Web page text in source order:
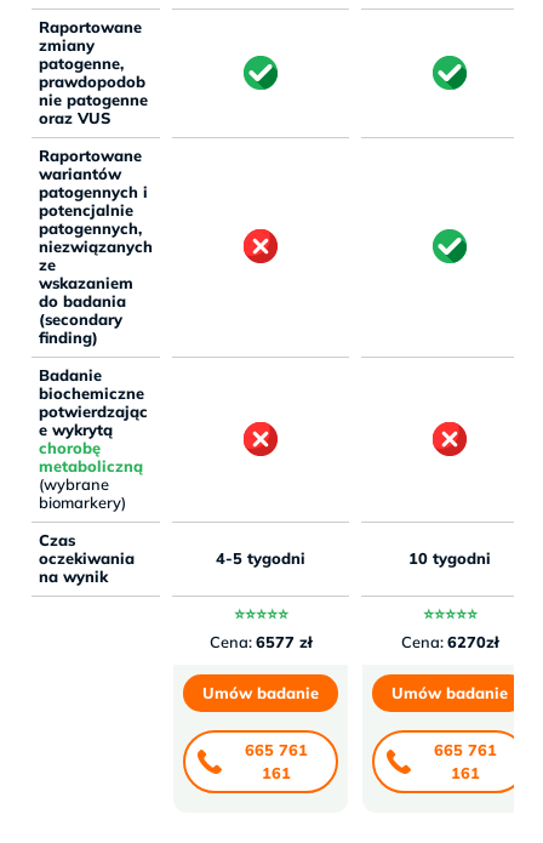
Raportowane
zmiany
patogenne,
prawdopodob
nie patogenne
oraz VUS
Raportowane
wariantów
patogennych i
potencjalnie
patogennych,
niezwiązanych
ze
wskazaniem
do badania
(secondary
finding)
Badanie
biochemiczne
potwierdzając
e wykrytą
chorobę
metaboliczną
(wybrane
biomarkery)
Czas
oczekiwania
na wynik
4-5 tygodni 10 tygodni
⭐⭐⭐⭐⭐
Cena:6577 zł
⭐⭐⭐⭐⭐
Cena:6270zł
Umów badanie
665 761
161
Umów badanie
665 761
161